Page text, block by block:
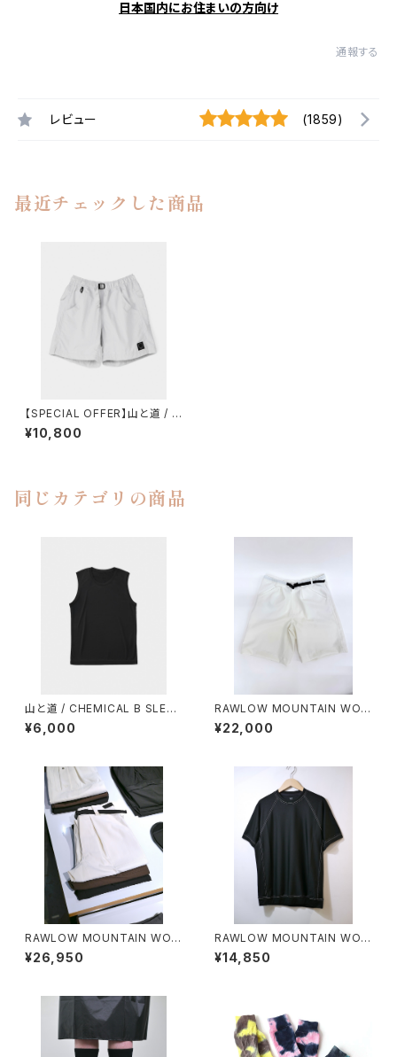
日本国内にお住まいの方向け
通報する
レビュー (1859)
最近チェックした商品
【SPECIAL OFFER】山と道 / ５
POCKET SHORTS（MEN）
¥10,800
同じカテゴリの商品
山と道 / CHEMICAL B SLEEV
ELESS（MEN）
¥6,000
RAWLOW MOUNTAIN WOR
KS / HIKER GURKHA PANTS
¥22,000
RAWLOW MOUNTAIN WOR
KS / HIKER BAKER PANTS
¥26,950
RAWLOW MOUNTAIN WOR
KS / DAD LITE CREW
¥14,850